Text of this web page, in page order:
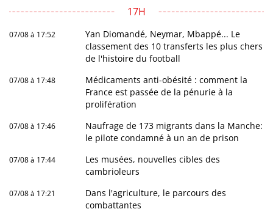
17H
07/08 à 17:52
Yan Diomandé, Neymar, Mbappé... Le
classement des 10 transferts les plus chers
de l'histoire du football
07/08 à 17:48
Médicaments anti-obésité : comment la
France est passée de la pénurie à la
prolifération
07/08 à 17:46
Naufrage de 173 migrants dans la Manche:
le pilote condamné à un an de prison
07/08 à 17:44
Les musées, nouvelles cibles des
cambrioleurs
07/08 à 17:21
Dans l'agriculture, le parcours des
combattantes